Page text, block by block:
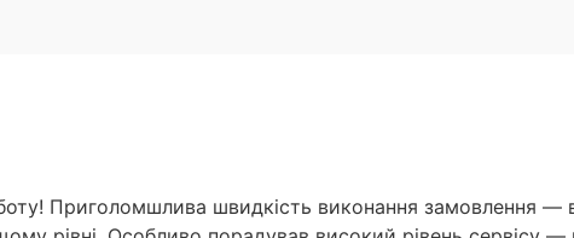
Приголомшлива швидкість виконання замовлення —